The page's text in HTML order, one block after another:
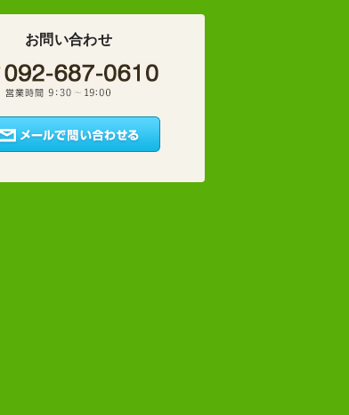
お問い合わせ